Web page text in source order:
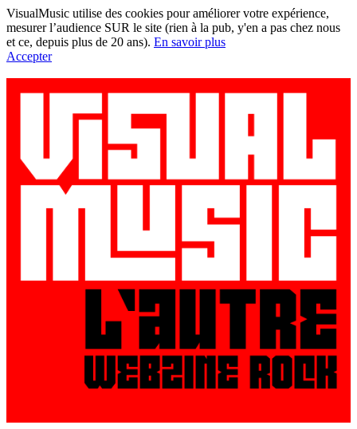
VisualMusic utilise des cookies pour améliorer votre expérience,
mesurer l’audience SUR le site (rien à la pub, y'en a pas chez nous
et ce, depuis plus de 20 ans). En savoir plus
Accepter